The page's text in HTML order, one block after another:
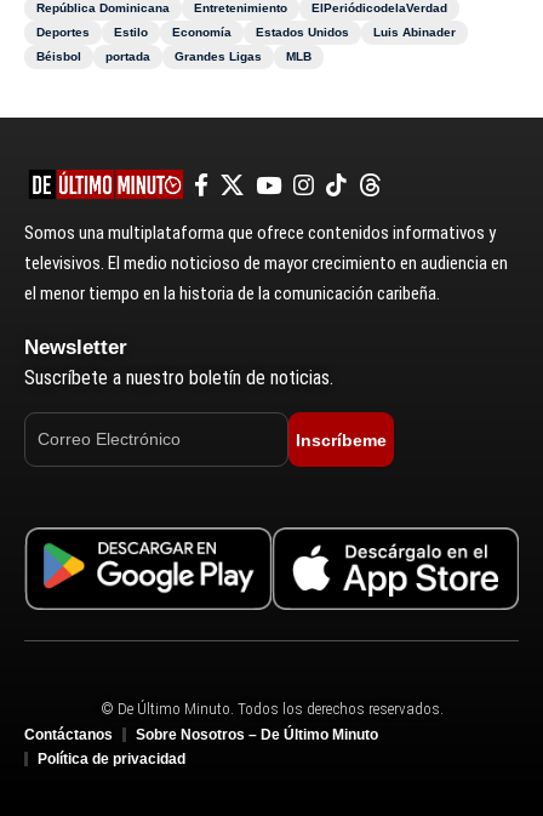
República Dominicana
Entretenimiento
ElPeriódicodelaVerdad
Deportes
Estilo Economía Estados Unidos
Luis Abinader
Béisbol
portada Grandes Ligas MLB
Somos una multiplataforma que ofrece contenidos informativos y
televisivos. El medio noticioso de mayor crecimiento en audiencia en
el menor tiempo en la historia de la comunicación caribeña.
Newsletter
Suscríbete a nuestro boletín de noticias.
Inscríbeme
© De Último Minuto. Todos los derechos reservados.
Contáctanos
Sobre Nosotros – De Último Minuto
Política de privacidad